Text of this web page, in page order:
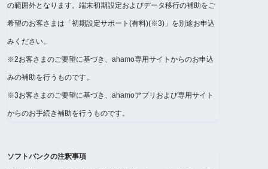
の範囲外となります。端末初期設定およびデータ移行の補助をご
希望のお客さまは「初期設定サポート(有料)(※3)」を別途お申込
みください。
※2お客さまのご要望に基づき、ahamo専用サイトからのお申込
みの補助を行うものです。
※3お客さまのご要望に基づき、ahamoアプリおよび専用サイト
からのお手続き補助を行うものです。
ソフトバンクの注釈事項